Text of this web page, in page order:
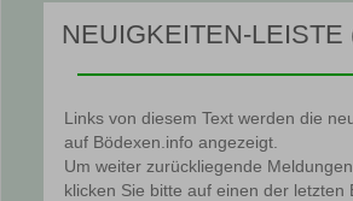
NEUIGKEITEN-LEISTE
Links von diesem Text werden die
auf Bödexen.info angezeigt.
Um weiter zurückliegende
klicken Sie bitte auf einen der letzten